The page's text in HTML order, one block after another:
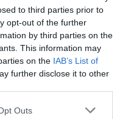
to third parties prior to
opt-out of the further
by third parties on the
This information may
on the IAB’s List of
further disclose it to other
Outs